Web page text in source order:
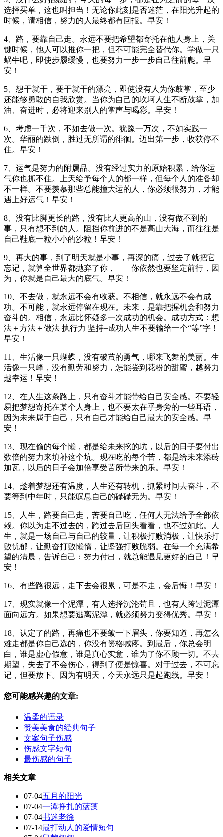
选择买单，这也叫担当！无论你此刻是否迷茫，在阳光升起的
时候，请相信，努力的人最终都有回报。早安！
4、路，要靠自己走。永远不要把希望都寄托在他人身上，关
键时候，他人可以推你一把，但不可能完全替代你。学做一只
蜗牛吧，即使步履缓慢，也要努力一步一步自己往前爬。早
安！
5、想干就干，要干就干的漂亮，即使没有人为你鼓掌，至少
还能够勇敢的自我欣赏。当你为自己的坎坷人生不断鼓掌，加
油、奋进时，必将迎来别人的掌声与喝彩。早安！
6、考虑一千次，不如去做一次。犹豫一万次，不如实践一
次。华丽的跌倒，胜过无所谓的徘徊。迈出第一步，收获停不
住。早安！
7、运气是努力的附属品。没有经过实力的原始积累，给你运
气你也抓不住。上天给予每个人的都一样，但每个人的准备却
不一样。不要羡慕那些总能撞大运的人，你必须很努力，才能
遇上好运气！早安！
8、没有比脚更长的路，没有比人更高的山，没有做不到的
事，只有想不到的人。阻挡你前进的不是高山大海，而往往是
自己鞋底一粒小小的沙粒！早安！
9、再大的事，到了明天就是小事，再深的痛，过去了就把它
忘记，就算全世界都抛弃了你，——你依然也要坚定前行，因
为，你就是自己最大的底气。早安！
10、不去做，就永远不会有收获。不相信，就永远不会有成
功。不可能，就永远停留在现在。未来，是靠把握机会和努力
奋斗的。相信，永远比怀疑多一次成功的机会。成功方式：想
法＋方法＋做法 执行力 坚持=成功人生不要输给一个“等”字！
早安！
11、生活像一只蝴蝶，没有破茧的勇气，哪来飞舞的美丽。生
活像一只峰，没有勤劳和努力，怎能尝到花粉的甜蜜，越努力
越幸运！早安！
12、在人生这条路上，只有奋斗才能带给自己安全感。不要轻
易把梦想寄托在某个人身上，也不要太在乎身旁的一些耳语，
因为未来属于自己，只有自己才能给自己最大的安全感。早
安！
13、现在偷的每个懒，都是给未来挖的坑，以后的日子要付出
数倍的努力来填补这个坑。现在吃的每个苦，都是给未来添砖
加瓦，以后的日子会加倍享受苦所带来的乐。早安！
14、趁着梦想还有温度，人生还有转机，抓紧时间去奋斗，不
要等到中年时，只能叹息自己的碌碌无为。早安！
15、人生，路要自己走，苦要自己吃，任何人无法给予全部依
赖。你以为走不过去的，跨过去后回头看看，也不过如此。人
生，就是一场自己与自己的较量，让积极打败消极，让快乐打
败忧郁，让勤奋打败懒惰，让坚强打败脆弱。在每一个充满希
望的清晨，告诉自己：努力付出，就总能遇见更好的自己！早
安！
16、有些路很远，走下去会很累，可是不走，会后悔！早安！
17、现实就像一个泥潭，有人选择沉沦苟且，也有人跨过泥潭
面向远方。如果想要逃离泥潭，就必须努力变得优秀。早安！
18、认定了的路，再痛也不要皱一下眉头，你要知道，再怎么
难走都是你自己选的，你没有资格喊疼。到最后，你总会明
白，谁是虚心假意，谁是真心实意，谁为了你不顾一切。不去
期望，失去了不会伤心，得到了便是惊喜。对于过去，不可忘
记，但要放下。因为有明天，今天永远只是起跑线。早安！
您可能感兴趣的文章:
温柔的语录
赞美美食的经典句子
文案句子伤感
伤感文字短句
最伤感的句子
相关文章
07-04五月的阳光
07-04一潭挣扎的蓝藻
07-04书迷老徐
07-14最打动人的爱情短句